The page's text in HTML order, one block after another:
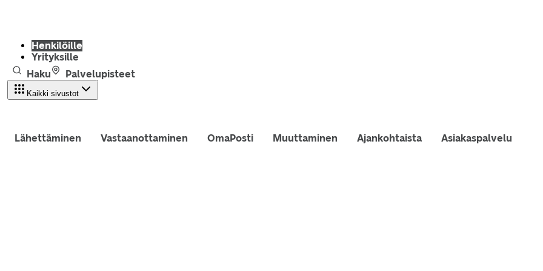
Henkilöille
Yrityksille
Haku
Palvelupisteet
Kaikki sivustot
Lähettäminen Vastaanottaminen OmaPosti Muuttaminen Ajankohtaista Asiakaspalvelu